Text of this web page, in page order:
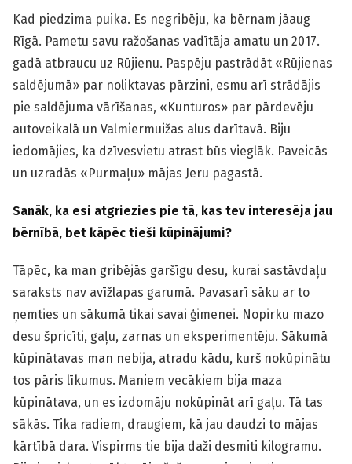
Kad piedzima puika. Es negribēju, ka bērnam jāaug
Rīgā. Pametu savu ražošanas vadītāja amatu un 2017.
gadā atbraucu uz Rūjienu. Paspēju pastrādāt «Rūjienas
saldējumā» par noliktavas pārzini, esmu arī strādājis
pie saldējuma vārīšanas, «Kunturos» par pārdevēju
autoveikalā un Valmiermuižas alus darītavā. Biju
iedomājies, ka dzīvesvietu atrast būs vieglāk. Paveicās
un uzradās «Purmaļu» mājas Jeru pagastā.
Sanāk, ka esi atgriezies pie tā, kas tev interesēja jau
bērnībā, bet kāpēc tieši kūpinājumi?
Tāpēc, ka man gribējās garšīgu desu, kurai sastāvdaļu
saraksts nav avīžlapas garumā. Pavasarī sāku ar to
ņemties un sākumā tikai savai ģimenei. Nopirku mazo
desu špricīti, gaļu, zarnas un eksperimentēju. Sākumā
kūpinātavas man nebija, atradu kādu, kurš nokūpinātu
tos pāris līkumus. Maniem vecākiem bija maza
kūpinātava, un es izdomāju nokūpināt arī gaļu. Tā tas
sākās. Tika radiem, draugiem, kā jau daudzi to mājas
kārtībā dara. Vispirms tie bija daži desmiti kilogramu.